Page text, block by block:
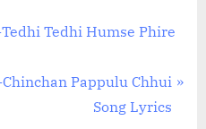
Tedhi Tedhi Humse Phire
Chinchan Pappulu Chhui
Song Lyrics